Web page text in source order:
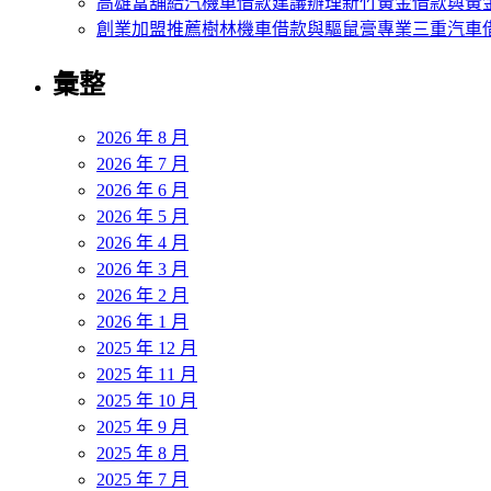
創業加盟推薦樹林機車借款與驅鼠膏專業三重汽車
彙整
2026 年 8 月
2026 年 7 月
2026 年 6 月
2026 年 5 月
2026 年 4 月
2026 年 3 月
2026 年 2 月
2026 年 1 月
2025 年 12 月
2025 年 11 月
2025 年 10 月
2025 年 9 月
2025 年 8 月
2025 年 7 月